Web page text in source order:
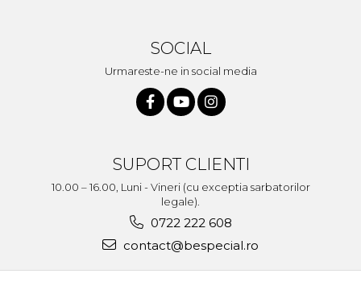
SOCIAL
Urmareste-ne in social media
SUPORT CLIENTI
10.00 – 16.00, Luni - Vineri (cu exceptia sarbatorilor
legale).
0722 222 608
contact@bespecial.ro